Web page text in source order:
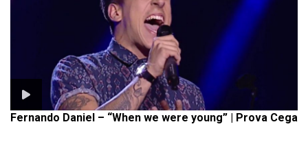
Fernando Daniel – “When we were young” | Prova Cega